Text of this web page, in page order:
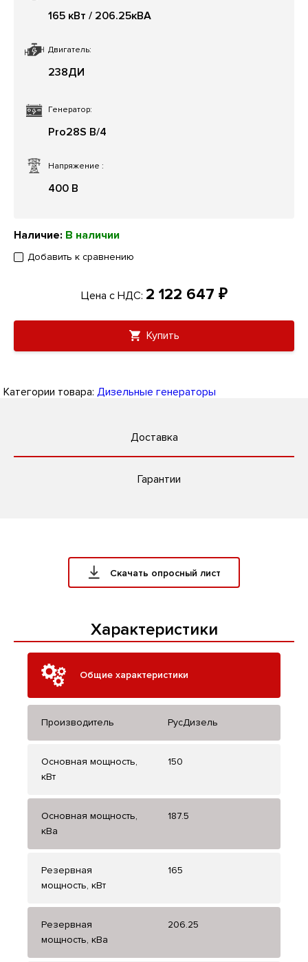
Двигатель:
238ДИ
Напряжение :
400 В
165 кВт / 206.25кВА
Генератор:
Pro28S B/4
Наличие: В наличии
Добавить к сравнению
Цена с НДС: 2 122 647 ₽
Купить
Категории товара: Дизельные генераторы
Доставка
Гарантии
Скачать опросный лист
Характеристики
Общие характеристики
Производитель РусДизель
Основная мощность,
кВт
150
Основная мощность,
кВа
187.5
Резервная
мощность, кВт
165
Резервная
мощность, кВа
206.25